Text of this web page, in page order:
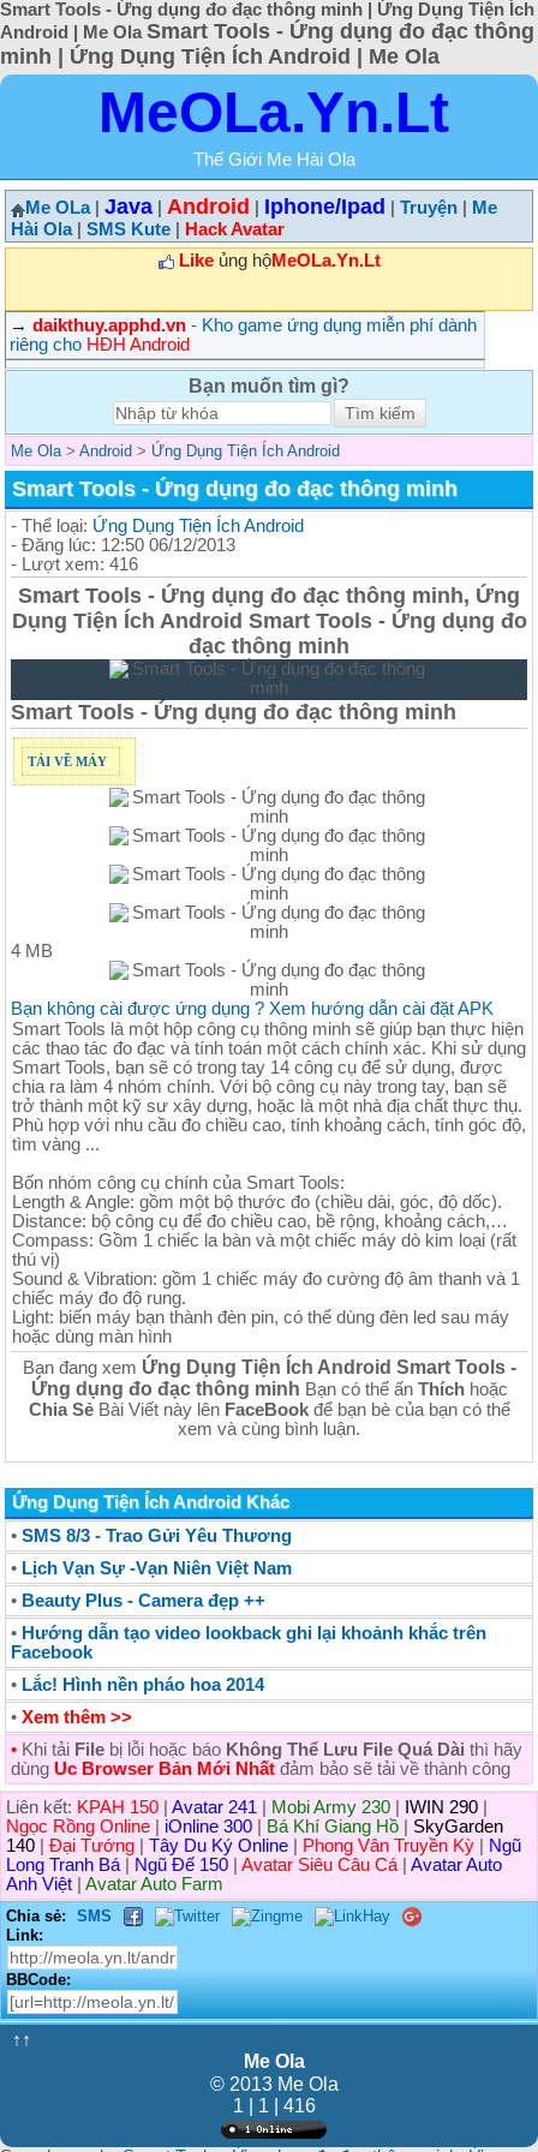
Smart Tools - Ứng dụng đo đạc thông minh | Ứng Dụng Tiện Ích
Android | Me Ola Smart Tools - Ứng dụng đo đạc thông
minh | Ứng Dụng Tiện Ích Android | Me Ola
MeOLa.Yn.Lt
Thế Giới Me Hài Ola
Me OLa| Java Android Iphone/Ipad Truyện
Me
Hài Ola| SMS Kute
Hack Avatar
Likeủng hộMeOLa.Yn.Lt
→ daikthuy.apphd.vn - Kho game ứng dụng miễn phí dành
riêng cho HĐH Android
Bạn muốn tìm gì?
Me Ola > Android > Ứng Dụng Tiện Ích Android
Smart Tools - Ứng dụng đo đạc thông minh
- Thể loại: Ứng Dụng Tiện Ích Android
- Đăng lúc: 12:50 06/12/2013
- Lượt xem: 416
Smart Tools - Ứng dụng đo đạc thông minh, Ứng
Dụng Tiện Ích Android Smart Tools - Ứng dụng đo
đạc thông minh
Smart Tools - Ứng dụng đo đạc thông minh
TẢI VỀ MÁY
4 MB
Bạn không cài được ứng dụng ? Xem hướng dẫn cài đặt APK
Smart Tools là một hộp công cụ thông minh sẽ giúp bạn thực hiện
các thao tác đo đạc và tính toán một cách chính xác. Khi sử dụng
Smart Tools, bạn sẽ có trong tay 14 công cụ để sử dụng, được
chia ra làm 4 nhóm chính. Với bộ công cụ này trong tay, bạn sẽ
trở thành một kỹ sư xây dựng, hoặc là một nhà địa chất thực thụ.
Phù hợp với nhu cầu đo chiều cao, tính khoảng cách, tính góc độ,
tìm vàng ...
Bốn nhóm công cụ chính của Smart Tools:
Length & Angle: gồm một bộ thước đo (chiều dài, góc, độ dốc).
Distance: bộ công cụ để đo chiều cao, bề rộng, khoảng cách,…
Compass: Gồm 1 chiếc la bàn và một chiếc máy dò kim loại (rất
thú vị)
Sound & Vibration: gồm 1 chiếc máy đo cường độ âm thanh và 1
chiếc máy đo độ rung.
Light: biến máy bạn thành đèn pin, có thể dùng đèn led sau máy
hoặc dùng màn hình
Bạn đang xem Ứng Dụng Tiện Ích Android Smart Tools -
Ứng dụng đo đạc thông minh Bạn có thể ấn Thíchhoặc
Chia SẻBài Viết này lên FaceBookđể bạn bè của bạn có thể
xem và cùng bình luận.
Ứng Dụng Tiện Ích Android Khác
• SMS 8/3 - Trao Gửi Yêu Thương
• Lịch Vạn Sự -Vạn Niên Việt Nam
• Beauty Plus - Camera đẹp ++
• Hướng dẫn tạo video lookback ghi lại khoảnh khắc trên
Facebook
• Lắc! Hình nền pháo hoa 2014
• Xem thêm >>
• Khi tải File bị lỗi hoặc báo Không Thể Lưu File Quá Dài thì hãy
dùng Uc Browser Bản Mới Nhất đảm bảo sẽ tải về thành công
Liên kết: KPAH 150 Avatar 241 Mobi Army 230 IWIN 290
Ngọc Rồng Online
iOnline 300 Bá Khí Giang Hồ
SkyGarden
140
Đại Tướng Tây Du Ký Online Phong Vân Truyền Kỳ
Ngũ
Long Tranh Bá
Ngũ Đế 150 Avatar Siêu Câu Cá
Avatar Auto
Anh Việt
Avatar Auto Farm
Chia sẻ:
SMS
Link:
BBCode:
↑↑
Me Ola
© 2013 Me Ola
1 | 1 | 416